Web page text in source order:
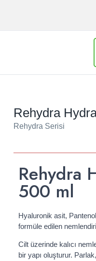
Rehydra
Rehydra Serisi
Rehydra
500 ml
Hyaluronik asit,
formüle edilen
Cilt üzerinde kalıcı
bir yapı oluşturur.